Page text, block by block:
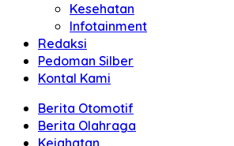
Kesehatan
Infotainment
Redaksi
Pedoman Silber
Kontal Kami
Berita Otomotif
Berita Olahraga
Kejahatan